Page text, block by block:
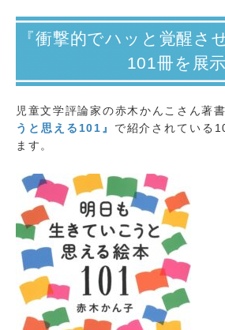
『衝撃的でハッと覚醒さ
101冊を展示
児童文学評論家の赤木かんこさん著書
うと思える101』 で紹介されている
ます。